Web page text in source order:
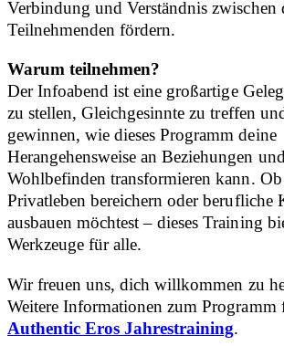
Verbindung und Verständnis zwischen
Teilnehmenden fördern.
Warum teilnehmen?
Der Infoabend ist eine großartige
zu stellen, Gleichgesinnte zu treffen
gewinnen, wie dieses Programm deine
Herangehensweise an Beziehungen
Wohlbefinden transformieren kann.
Privatleben bereichern oder berufliche
ausbauen möchtest – dieses Training
Werkzeuge für alle.
Wir freuen uns, dich willkommen zu
Weitere Informationen zum Programm
Authentic Eros Jahrestraining.